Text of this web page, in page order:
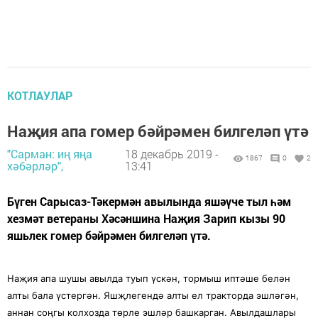
КОТЛАУЛАР
Наҗия апа гомер бәйрәмен билгеләп үтә
"Сарман: иң яңа
хәбәрләр",
18 декабрь 2019 -
13:41
1867 0 2
Бүген Сарысаз-Тәкермән авылында яшәүче тыл һәм
хезмәт ветераны Хәсәншина Наҗия Зарип кызы 90
яшьлек гомер бәйрәмен билгеләп үтә.
Наҗия апа шушы авылда туып үскән, тормыш иптәше белән
алты бала үстергән. Яшҗлегендә алты ел тракторда эшләгән,
аннан соңгы колхозда төрле эшләр башкарган. Авылдашлары